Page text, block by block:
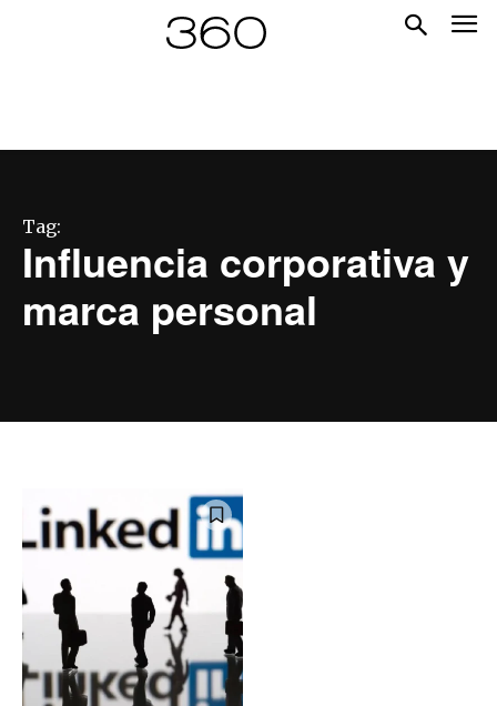
Tag:
Influencia corporativa y
marca personal